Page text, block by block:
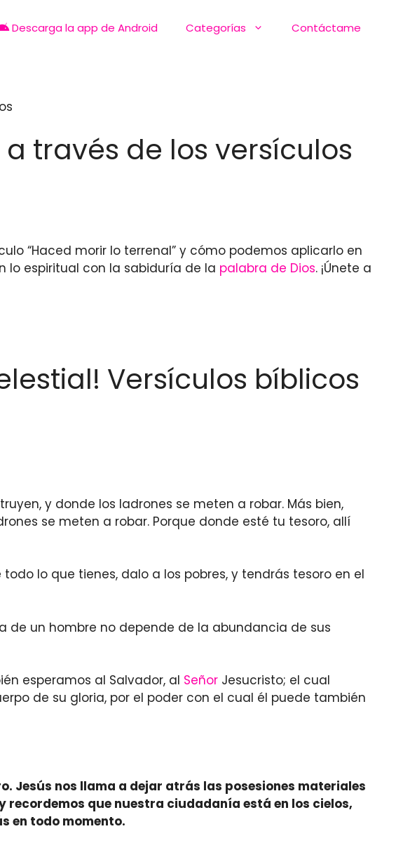
Descarga la app de Android Categorías Contáctame
través de los versículos
“Haced morir lo terrenal” y cómo podemos aplicarlo en
lo espiritual con la sabiduría de la palabra de Dios. ¡Únete a
Versículos bíblicos
y donde los ladrones se meten a robar. Más bien,
se meten a robar. Porque donde esté tu tesoro, allí
todo lo que tienes, dalo a los pobres, y tendrás tesoro en el
de un hombre no depende de la abundancia de sus
esperamos al Salvador, al Señor Jesucristo; el cual
de su gloria, por el poder con el cual él puede también
Jesús nos llama a dejar atrás las posesiones materiales
recordemos que nuestra ciudadanía está en los cielos,
en todo momento.